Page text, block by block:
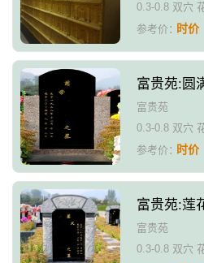
0.3-0.8 双穴
参考价：时价
富贵苑:圆
富贵苑
0.3-0.8 双穴
参考价：时价
富贵苑:莲
富贵苑
0.3-0.8 双穴